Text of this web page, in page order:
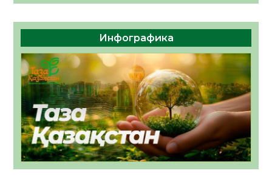
Инфографика